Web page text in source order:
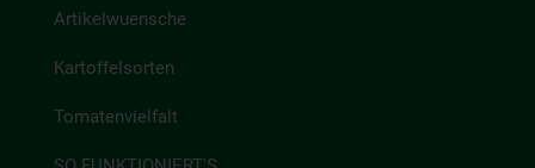
Artikelwuensche
Kartoffelsorten
Tomatenvielfalt